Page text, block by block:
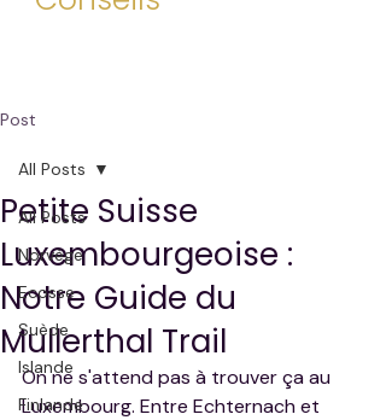
Post
All Posts
Norvège
Ecosse
Suède
Islande
Finlande
All Posts
Petite Suisse
Luxembourgeoise :
Notre Guide du
Mullerthal Trail
On ne s'attend pas à trouver ça au
Luxembourg. Entre Echternach et